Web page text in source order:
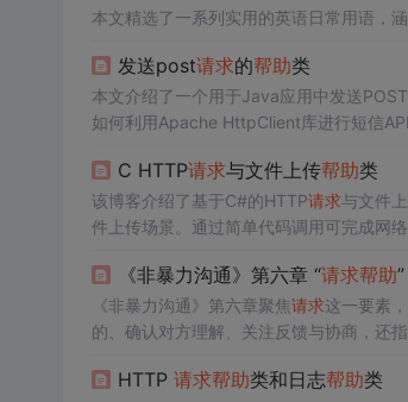
本文精选了一系列实用的英语日常用语，
发送post请求的帮助类
本文介绍了一个用于Java应用中发送POST
如何利用Apache HttpClient库进行短信API
C HTTP请求与文件上传帮助类
该博客介绍了基于C#的HTTP请求与文件
件上传场景。通过简单代码调用可完成网络
《非暴力沟通》第六章 “请求帮助
《非暴力沟通》第六章聚焦请求这一要素
的、确认对方理解、关注反馈与协商，还
HTTP 请求帮助类和日志帮助类